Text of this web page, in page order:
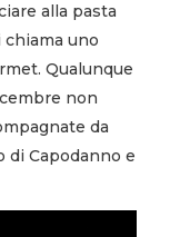
alla pasta
chiama uno
Qualunque
non
da
Capodanno e